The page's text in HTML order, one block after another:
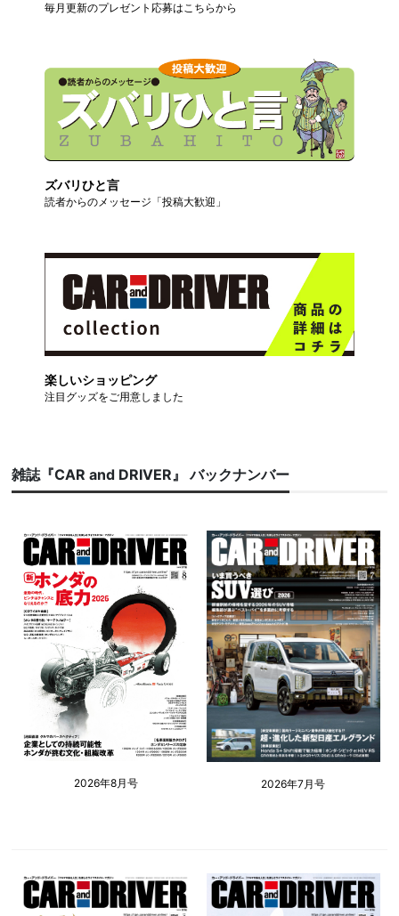
毎月更新のプレゼント応募はこちらから
ズバリひと言
読者からのメッセージ「投稿大歓迎」
楽しいショッピング
注目グッズをご用意しました
雑誌『CAR and DRIVER』 バックナンバー
2026年8月号 2026年7月号